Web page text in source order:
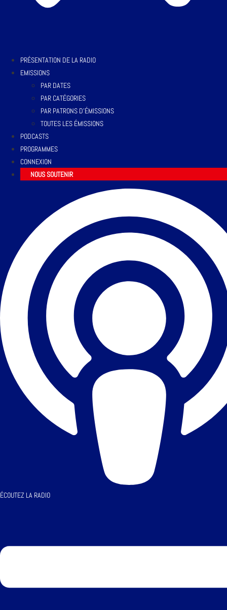
PRÉSENTATION DE LA RADIO
EMISSIONS
PAR DATES
PAR CATÉGORIES
PAR PATRONS D’ÉMISSIONS
TOUTES LES ÉMISSIONS
PODCASTS
PROGRAMMES
CONNEXION
NOUS SOUTENIR
ÉCOUTEZ LA RADIO